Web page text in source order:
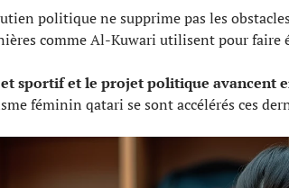
politique ne supprime pas les
comme Al-Kuwari utilisent pour faire
sportif et le projet politique avancent
féminin qatari se sont accélérés ces